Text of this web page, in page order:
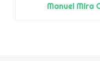
Manuel Mira